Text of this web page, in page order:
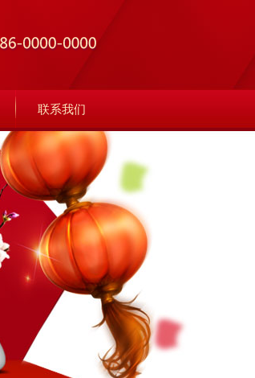
联系我们